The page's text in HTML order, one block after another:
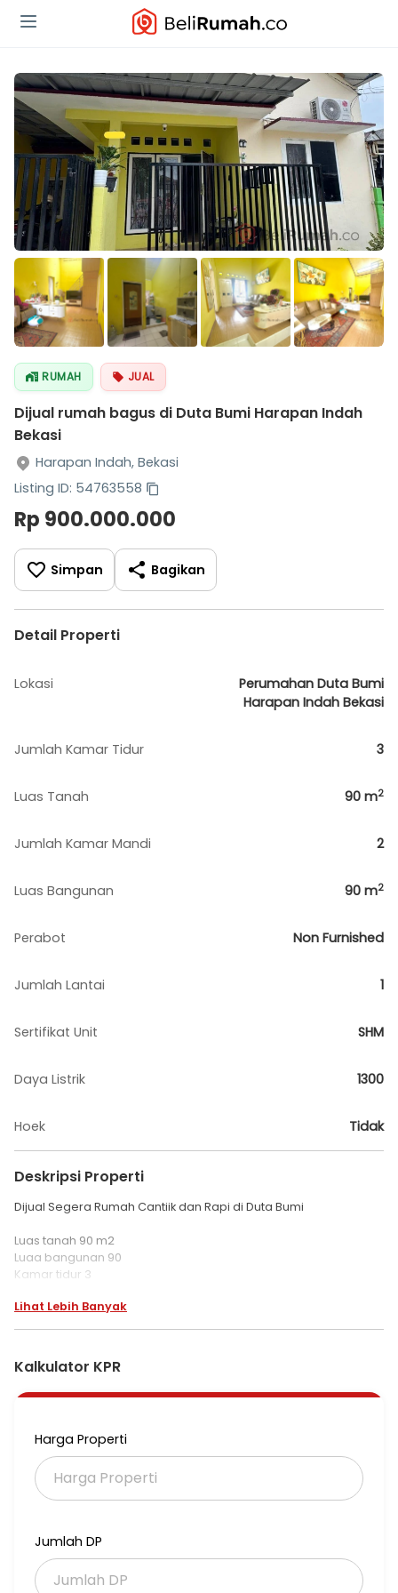
RUMAH JUAL
Dijual rumah bagus di Duta Bumi Harapan Indah
Bekasi
Harapan Indah, Bekasi
Listing ID: 54763558
Rp 900.000.000
Simpan Bagikan
Detail Properti
Lokasi
Perumahan Duta Bumi
Harapan Indah Bekasi
Jumlah Kamar Tidur 3
Luas Tanah 90 m2
Jumlah Kamar Mandi 2
Luas Bangunan 90 m2
Perabot Non Furnished
Jumlah Lantai 1
Sertifikat Unit SHM
Daya Listrik 1300
Hoek Tidak
Deskripsi Properti
Dijual Segera Rumah Cantiik dan Rapi di Duta Bumi
Luas tanah 90 m2
Luaa bangunan 90
Kamar tidur 3
Listrik 1300
Harga 900 jt (nepis)
Pusat perbelanjaan
Daerah Kuliner
Perbatasan Jakarta - Bekasi
Lihat Lebih Banyak
Kalkulator KPR
Harga Properti
Jumlah DP